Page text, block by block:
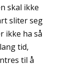
skal ikke
sliter seg
ikke ha så
tid,
til å